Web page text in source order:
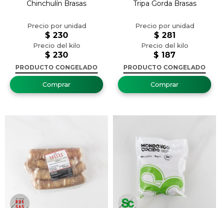
Chinchulín Brasas
$ 230
$ 230
PRODUCTO CONGELADO
Tripa Gorda Brasas
$ 187
$ 281
PRODUCTO CONGELADO